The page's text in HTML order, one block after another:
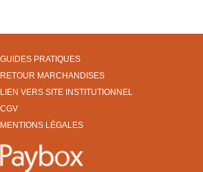
GUIDES PRATIQUES
RETOUR MARCHANDISES
LIEN VERS SITE INSTITUTIONNEL
CGV
MENTIONS LÉGALES